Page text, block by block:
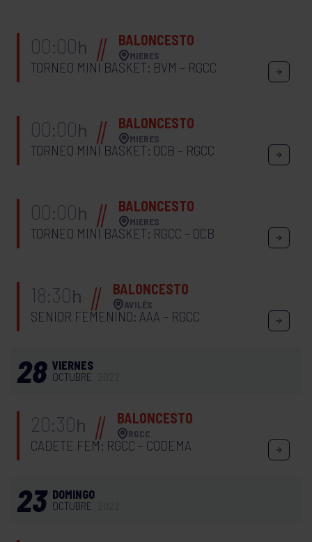
00:00h BALONCESTO
MIERES
TORNEO MINI BASKET: BVM – RGCC
00:00h BALONCESTO
MIERES
TORNEO MINI BASKET: OCB – RGCC
00:00h BALONCESTO
MIERES
TORNEO MINI BASKET: RGCC – OCB
18:30h BALONCESTO
AVILÉS
SENIOR FEMENINO: AAA – RGCC
28 VIERNES
OCTUBRE
20:30h BALONCESTO
RGCC
CADETE FEM: RGCC – CODEMA
23 DOMINGO
OCTUBRE